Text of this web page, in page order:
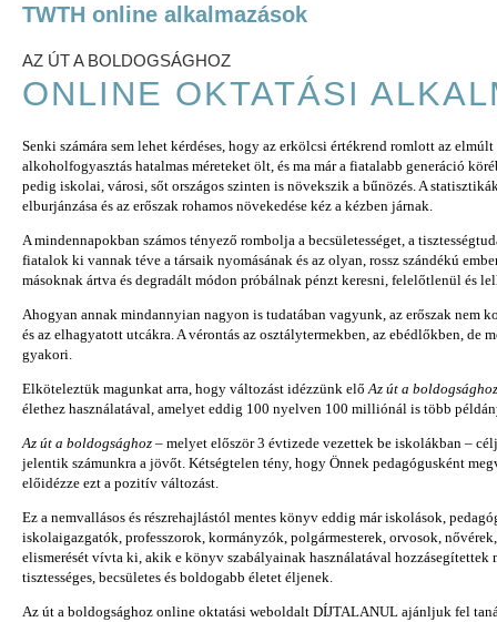
TWTH online alkalmazások
AZ ÚT A BOLDOGSÁGHOZ
ONLINE OKTATÁSI
Senki számára sem lehet kérdéses, hogy az erkölcsi értékrend romlott az
alkoholfogyasztás hatalmas méreteket ölt, és ma már a fiatalabb generáció
pedig iskolai, városi, sőt országos szinten is növekszik a bűnözés. A
elburjánzása és az erőszak rohamos növekedése kéz a kézben járnak.
A mindennapokban számos tényező rombolja a becsületességet, a
fiatalok ki vannak téve a társaik nyomásának és az olyan, rossz szándékú
másoknak ártva és degradált módon próbálnak pénzt keresni, felelőtlenül és
Ahogyan annak mindannyian nagyon is tudatában vagyunk, az erőszak nem
és az elhagyatott utcákra. A vérontás az osztálytermekben, az ebédlőkben, de
gyakori.
Elköteleztük magunkat arra, hogy változást idézzünk előAz út a boldogsághoz
élethez használatával, amelyet eddig 100 nyelven 100 milliónál is több
Az út a boldogsághoz – melyet először 3 évtizede vezettek be iskolákban –
jelentik számunkra a jövőt. Kétségtelen tény, hogy Önnek pedagógusként
előidézze ezt a pozitív változást.
Ez a nemvallásos és részrehajlástól mentes könyv eddig már iskolások,
iskolaigazgatók, professzorok, kormányzók, polgármesterek, orvosok,
elismerését vívta ki, akik e könyv szabályainak használatával hozzásegítettek
tisztességes, becsületes és boldogabb életet éljenek.
Az út a boldogsághoz online oktatási weboldalt DÍJTALANUL ajánljuk fel